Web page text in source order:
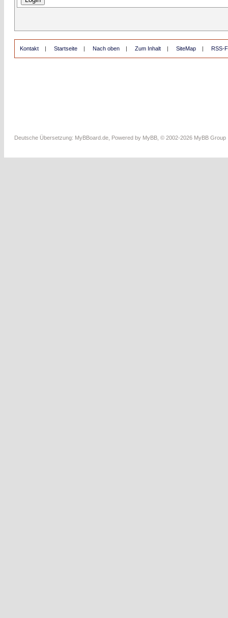
Kontakt | Startseite | Nach oben | Zum Inhalt | SiteMap | RSS-
Deutsche Übersetzung: MyBBoard.de , Powered by MyBB , © 2002-2026 MyBB Group